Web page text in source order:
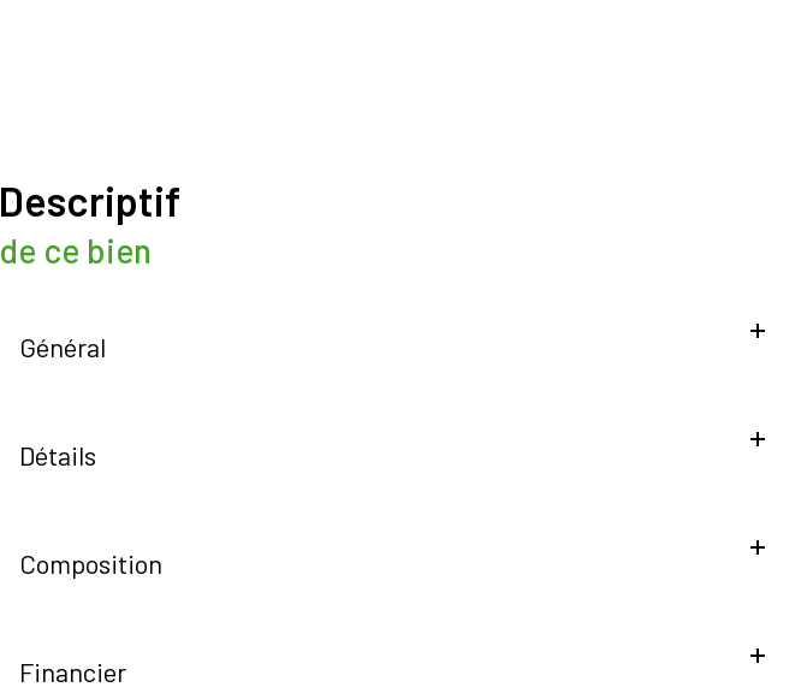
descriptif
de ce bien
Général
Détails
Composition
Financier